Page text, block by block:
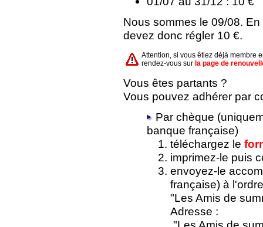
Nous sommes le 09/08.
devez donc régler 10 €.
Attention, si vous êtiez déjà membre
rendez-vous sur la page de
Vous êtes partants ?
Vous pouvez adhérer par
Par chèque
banque française)
téléchargez le
imprimez-le puis
envoyez-le
française) à
"Les Amis de
Adresse :